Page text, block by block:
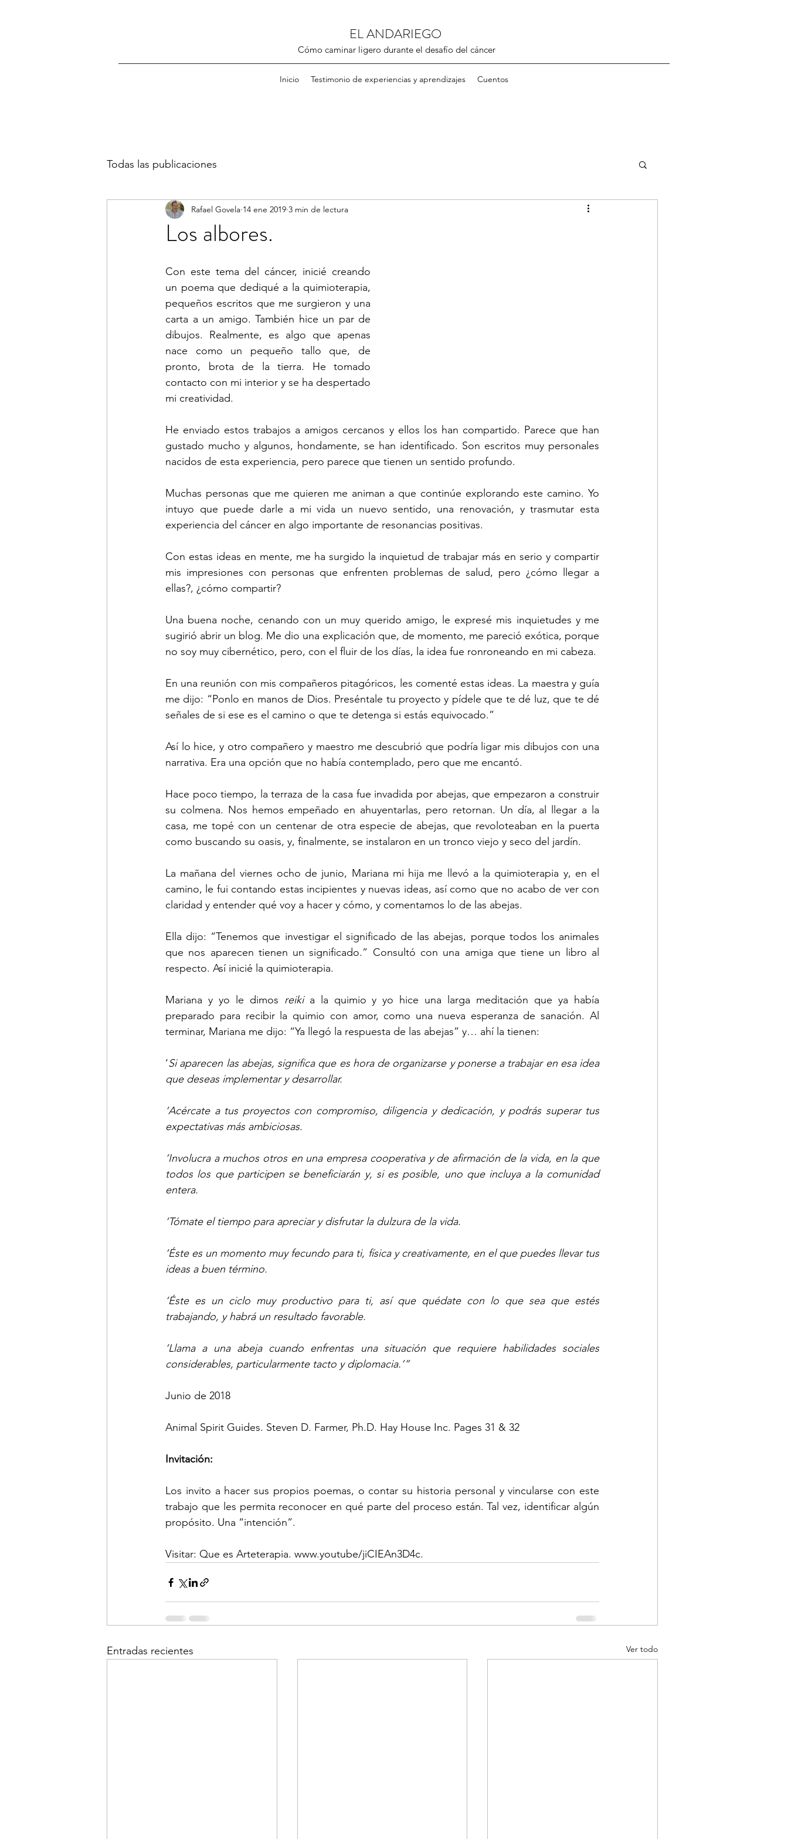
EL ANDARIEGO
Cómo caminar ligero durante el desafío del cáncer
Inicio Testimonio de experiencias y aprendizajes Cuentos
Todas las publicaciones
Los albores.
Rafael Govela 14 ene 2019 3 min de lectura
Con este tema del cáncer, inicié creando
un poema que dediqué a la quimioterapia,
pequeños escritos que me surgieron y una
carta a un amigo. También hice un par de
dibujos. Realmente, es algo que apenas
nace como un pequeño tallo que, de
pronto, brota de la tierra. He tomado
contacto con mi interior y se ha despertado
mi creatividad.
He enviado estos trabajos a amigos cercanos y ellos los han compartido. Parece que han
gustado mucho y algunos, hondamente, se han identificado. Son escritos muy personales
nacidos de esta experiencia, pero parece que tienen un sentido profundo.
Muchas personas que me quieren me animan a que continúe explorando este camino. Yo
intuyo que puede darle a mi vida un nuevo sentido, una renovación, y trasmutar esta
experiencia del cáncer en algo importante de resonancias positivas.
Con estas ideas en mente, me ha surgido la inquietud de trabajar más en serio y compartir
mis impresiones con personas que enfrenten problemas de salud, pero ¿cómo llegar a
ellas?, ¿cómo compartir?
Una buena noche, cenando con un muy querido amigo, le expresé mis inquietudes y me
sugirió abrir un blog. Me dio una explicación que, de momento, me pareció exótica, porque
no soy muy cibernético, pero, con el fluir de los días, la idea fue ronroneando en mi cabeza.
En una reunión con mis compañeros pitagóricos, les comenté estas ideas. La maestra y guía
me dijo: “Ponlo en manos de Dios. Preséntale tu proyecto y pídele que te dé luz, que te dé
señales de si ese es el camino o que te detenga si estás equivocado.”
Así lo hice, y otro compañero y maestro me descubrió que podría ligar mis dibujos con una
narrativa. Era una opción que no había contemplado, pero que me encantó.
Hace poco tiempo, la terraza de la casa fue invadida por abejas, que empezaron a construir
su colmena. Nos hemos empeñado en ahuyentarlas, pero retornan. Un día, al llegar a la
casa, me topé con un centenar de otra especie de abejas, que revoloteaban en la puerta
como buscando su oasis, y, finalmente, se instalaron en un tronco viejo y seco del jardín.
La mañana del viernes ocho de junio, Mariana mi hija me llevó a la quimioterapia y, en el
camino, le fui contando estas incipientes y nuevas ideas, así como que no acabo de ver con
claridad y entender qué voy a hacer y cómo, y comentamos lo de las abejas.
Ella dijo: “Tenemos que investigar el significado de las abejas, porque todos los animales
que nos aparecen tienen un significado.” Consultó con una amiga que tiene un libro al
respecto. Así inicié la quimioterapia.
Mariana y yo le dimos reiki a la quimio y yo hice una larga meditación que ya había
preparado para recibir la quimio con amor, como una nueva esperanza de sanación. Al
terminar, Mariana me dijo: “Ya llegó la respuesta de las abejas” y… ahí la tienen:
‘Si aparecen las abejas, significa que es hora de organizarse y ponerse a trabajar en esa idea
que deseas implementar y desarrollar.
‘Acércate a tus proyectos con compromiso, diligencia y dedicación, y podrás superar tus
expectativas más ambiciosas.
‘Involucra a muchos otros en una empresa cooperativa y de afirmación de la vida, en la que
todos los que participen se beneficiarán y, si es posible, uno que incluya a la comunidad
entera.
‘Tómate el tiempo para apreciar y disfrutar la dulzura de la vida.
‘Éste es un momento muy fecundo para ti, física y creativamente, en el que puedes llevar tus
ideas a buen término.
‘Éste es un ciclo muy productivo para ti, así que quédate con lo que sea que estés
trabajando, y habrá un resultado favorable.
‘Llama a una abeja cuando enfrentas una situación que requiere habilidades sociales
considerables, particularmente tacto y diplomacia.’”
Junio de 2018
Animal Spirit Guides. Steven D. Farmer, Ph.D. Hay House Inc. Pages 31 & 32
Invitación:
Los invito a hacer sus propios poemas, o contar su historia personal y vincularse con este
trabajo que les permita reconocer en qué parte del proceso están. Tal vez, identificar algún
propósito. Una “intención”.
Visitar: Que es Arteterapia. www.youtube/jiCIEAn3D4c.
Entradas recientes Ver todo